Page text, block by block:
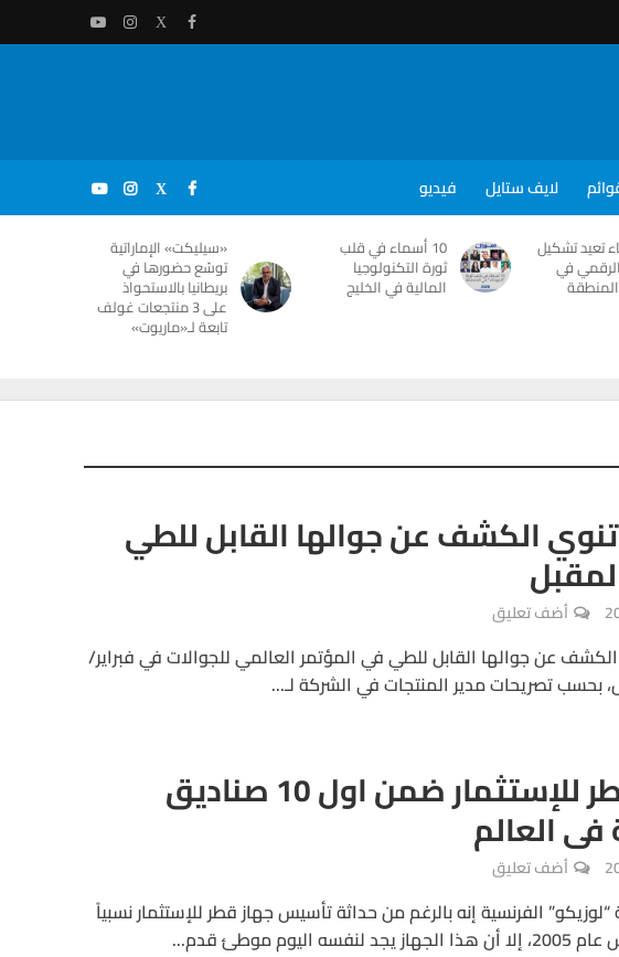
لايف ستايل فيديو
تعيد تشكيل
في
10 أسماء في قلب
ثورة التكنولوجيا
المالية في الخليج
«سيليكت» الإماراتية
توسّع حضورها في
بريطانيا بالاستحواذ
على 3 منتجعات غولف
تابعة لـ«ماريوت»
تنوي الكشف عن جوالها القابل للطي
أضف تعليق
عن جوالها القابل للطي في المؤتمر العالمي للجوالات في فبراير/
بحسب تصريحات مدير المنتجات في الشركة لـ...
جهاز قطر للإستثمار ضمن اول 10 صناديق
فى العالم
أضف تعليق
الفرنسية إنه بالرغم من حداثة تأسيس جهاز قطر للإستثمار نسبياً
اليوم موطئ قدم...